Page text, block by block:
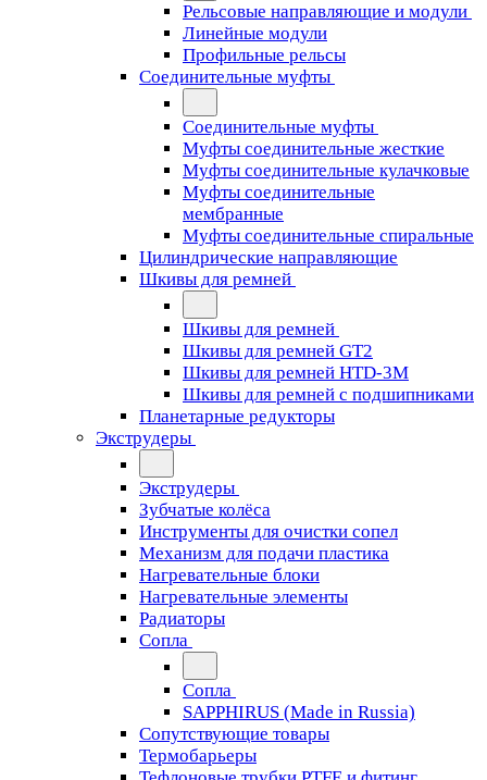
Рельсовые направляющие и модули
Линейные модули
Профильные рельсы
Соединительные муфты
Соединительные муфты
Муфты соединительные жесткие
Муфты соединительные кулачковые
Муфты соединительные
мембранные
Муфты соединительные спиральные
Цилиндрические направляющие
Шкивы для ремней
Шкивы для ремней
Шкивы для ремней GT2
Шкивы для ремней HTD-3M
Шкивы для ремней с подшипниками
Планетарные редукторы
Экструдеры
Экструдеры
Зубчатые колёса
Инструменты для очистки сопел
Механизм для подачи пластика
Нагревательные блоки
Нагревательные элементы
Радиаторы
Сопла
Сопла
SAPPHIRUS (Made in Russia)
Сопутствующие товары
Термобарьеры